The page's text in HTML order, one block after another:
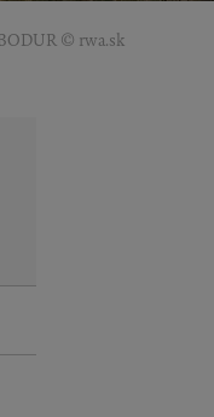
© rwa.sk